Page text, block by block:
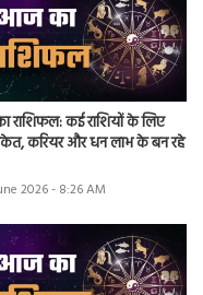
राशिफल: कई राशियों के लिए
करियर और धन लाभ के बन रहे
2026 - 8:26 AM